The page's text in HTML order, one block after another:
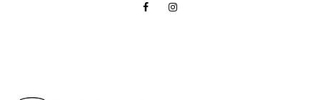
FacebookInstagram